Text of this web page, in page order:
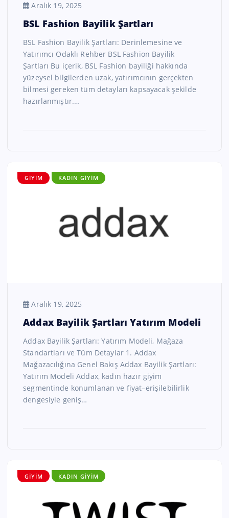
Aralık 19, 2025
BSL Fashion Bayilik Şartları
BSL Fashion Bayilik Şartları: Derinlemesine ve
Yatırımcı Odaklı Rehber BSL Fashion Bayilik
Şartları Bu içerik, BSL Fashion bayiliği hakkında
yüzeysel bilgilerden uzak, yatırımcının gerçekten
bilmesi gereken tüm detayları kapsayacak şekilde
hazırlanmıştır.…
GIYIM KADIN GIYIM
Aralık 19, 2025
Addax Bayilik Şartları Yatırım Modeli
Addax Bayilik Şartları: Yatırım Modeli, Mağaza
Standartları ve Tüm Detaylar 1. Addax
Mağazacılığına Genel Bakış Addax Bayilik Şartları:
Yatırım Modeli Addax, kadın hazır giyim
segmentinde konumlanan ve fiyat–erişilebilirlik
dengesiyle geniş…
GIYIM KADIN GIYIM